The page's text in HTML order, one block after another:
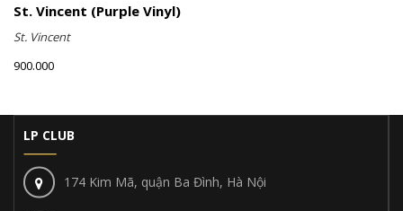
St. Vincent (Purple Vinyl)
St. Vincent
900.000
LP CLUB
174 Kim Mã, quận Ba Đình, Hà Nội